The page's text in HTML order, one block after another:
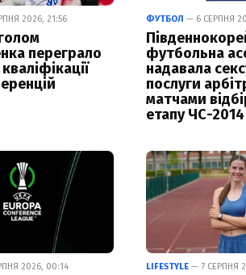
2026, 21:56
переграло
ФУТБОЛ — 6 СЕРПНЯ
футбольна
надавала
послуги
матчами
етапу ЧС-
2026, 00:14 LIFESTYLE— 7 СЕРПНЯ